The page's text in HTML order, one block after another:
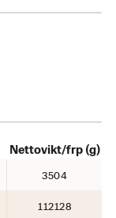
Nettovikt/frp (g)
3504
112128